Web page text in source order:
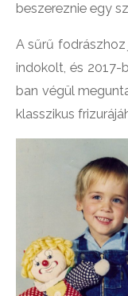
beszereznie egy
A sűrű
indokolt, és 2017-
ban végül
klasszikus